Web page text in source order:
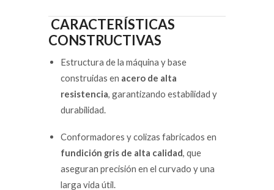
CARACTERÍSTICAS
CONSTRUCTIVAS
Estructura de la máquina y base
construidas en acero de alta
resistencia , garantizando estabilidad y
durabilidad.
Conformadores y colizas fabricados en
fundición gris de alta calidad, que
aseguran precisión en el curvado y una
larga vida útil.